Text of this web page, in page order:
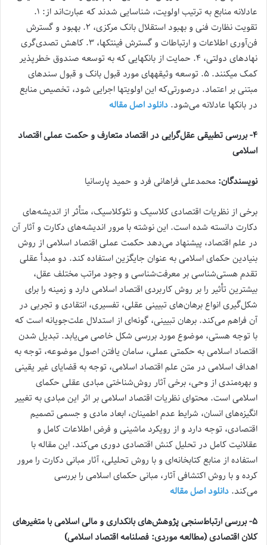
عادلانه منابع به ترتیب اولویت، شناسایی شدند که عبارت‌اند از: ۱.
تقویت نظارت فنی و بهبود استقلال بانک مرکزی، ۲. بهبود و گسترش
فن‌آوری اطلاعات و ارتباطات و گسترش فین‏تک‏ها، ۳. کاهش تصدی‌گری
نهاد‏های دولتی، ۴. حمایت از بانک‏هایی که به توسعه صندوق خطرپذیر
کمک می‏کنند. ۵. توسعه وثیقه‏های مورد قبول بانک و قبول سندهای
مبتنی بر اعتماد. درصورتی‌که این اولویت‏ها اجرایی شود، تخصیص منابع
در بانک‏ها عادلانه می‌شود. دانلود اصل مقاله
۴- بررسی تطبیقی عقل‌گرایی در اقتصاد متعارف و حکمت عملی اقتصاد
اسلامی
نویسندگان: محمدعلی فراهانی فرد و حمید پارسانیا
برخی از نظریات اقتصادی کلاسیک و نئوکلاسیک، متأثر از اندیشه‌های
دکارت دانسته شده است. این نوشته با مرور اندیشه‌های دکارت و آثار آن
در علم اقتصاد، پیشنهاد می‌دهد حکمت عملی اقتصاد اسلامی از روش
بنیادین حکمای اسلامی به عنوان جایگزین استفاده کند. دو مبدأ عقلی
تقدم هستی‌شناسی بر معرفت‌شناسی و وجود مراتب مختلف عقل،
بیشترین تأثیر را بر روش کاربردی اقتصاد اسلامی دارد و زمینه را برای
شکل‌گیری انواع برهان‌های تبیینی عقلی، تفسیری، انتقادی و تجربی در
آن فراهم می‌کند. برهان تبیینی، گونه‌ای از استدلال علت‌جویانه است که
با توجه هستی، موضوع مورد بررسی شکل خاصی می‌یابد. تبدیل شدن
اقتصاد اسلامی به حکمتی عملی، سامان یافتن اصول موضوعه، توجه به
اهداف اسلامی در متن علم اقتصاد اسلامی، توجه به قضایای غیر یقینی
و بهره‌مندی از وحی، برخی آثار روش‌شناختی مبادی عقلی حکمای
اسلامی است. محتوای نظریات اقتصاد اسلامی بر اثر این مبادی به تغییر
انگیزه‌های انسان، شرایط عدم اطمینان، ابعاد مادی و جسمی تصمیم
اقتصادی، توجه دارد و از رویکرد ماشینی و فرض اطلاعات کامل و
عقلانیت کامل در تحلیل کنش اقتصادی دوری می‌کند. این مقاله با
استفاده از منابع کتابخانه‌‌ای و با روش تحلیلی، آثار مبانی دکارت را مرور
کرده و با روش اکتشافی آثار، مبانی حکمای اسلامی را بررسی
می‌کند. دانلود اصل مقاله
۵- بررسی ارتباط‌سنجی پژو‌هش‌های بانکداری و مالی اسلامی با متغیرهای
کلان اقتصادی (مطالعه موردی: فصلنامه اقتصاد اسلامی)